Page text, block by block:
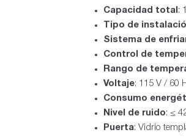
Capacidad total :
Tipo de
Sistema de
Control de
Rango de
Voltaje: 115 V / 60
Consumo
Nivel de ruido: ≤
Puerta: Vidrio